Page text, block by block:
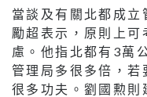
當談及有關北都成立
勵超表示，原則上
慮。他指北都有3萬
管理局多很多倍，若
很多功夫。劉國勲則